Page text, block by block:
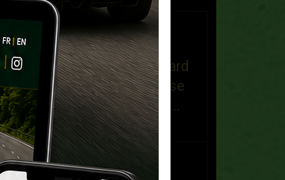
Franz Nys
Bonjour, Je recherche un hard
top d'occasion pour une Elise
S1 de 2000. Dans l'attente ....
Bien à ...
Carl Peeters